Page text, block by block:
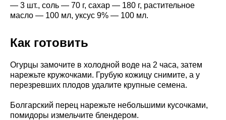
— 3 шт., соль — 70 г, сахар — 180 г, растительное
масло — 100 мл, уксус 9% — 100 мл.
Как готовить
Огурцы замочите в холодной воде на 2 часа, затем
нарежьте кружочками. Грубую кожицу снимите, а у
перезревших плодов удалите крупные семена.
Болгарский перец нарежьте небольшими кусочками,
помидоры измельчите блендером.